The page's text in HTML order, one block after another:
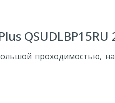
проходимостью,